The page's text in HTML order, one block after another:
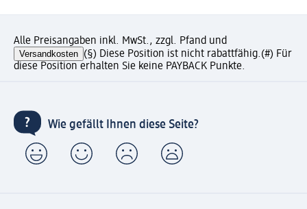
Alle Preisangaben inkl. MwSt., zzgl. Pfand und
Versandkosten (§) Diese Position ist nicht rabattfähig.(#) Für
diese Position erhalten Sie keine PAYBACK Punkte.
Wie gefällt Ihnen diese Seite?